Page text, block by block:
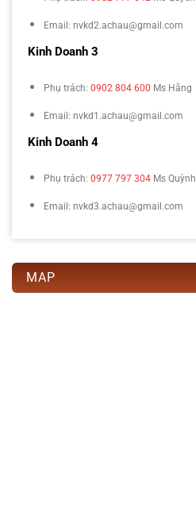
Email: nvkd2.achau@gmail.com
Kinh Doanh 3
Phụ trách: 0902 804 600 Ms Hằng
Email: nvkd1.achau@gmail.com
Kinh Doanh 4
Phụ trách: 0977 797 304 Ms Quỳnh
Email: nvkd3.achau@gmail.com
MAP